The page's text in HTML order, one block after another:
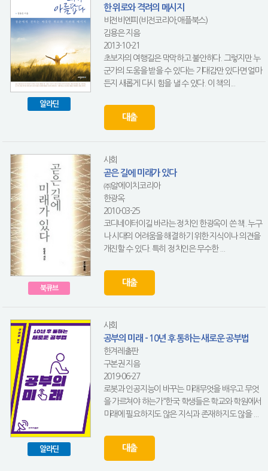
알라딘
한 위로와 격려의 메시지
비전비엔피(비전코리아,애플북스)
김용은 지음
2013-10-21
초보자의 여행길은 막막하고 불안하다. 그렇지만 누
군가의 도움을 받을 수 있다는 기대감만 있다면 얼마
든지 새롭게 다시 힘을 낼 수 있다. 이 책의...
대출
북큐브
사회
곧은 길에 미래가 있다
㈜알에이치코리아
한광옥
2010-03-25
코디네이터이길 바라는 정치인 한광옥이 쓴 책. 누구
나 시대의 어려움을 해결하기 위한 지식이나 의견을
개진할 수 있다. 특히 정치인은 무수한 ...
대출
알라딘
사회
공부의 미래 - 10년 후 통하는 새로운 공부법
한겨레출판
구본권 지음
2019-06-27
로봇과 인공지능이 바꾸는 미래무엇을 배우고 무엇
을 가르쳐야 하는가“한국 학생들은 학교와 학원에서
미래에 필요하지도 않은 지식과 존재하지도 않을 ...
대출